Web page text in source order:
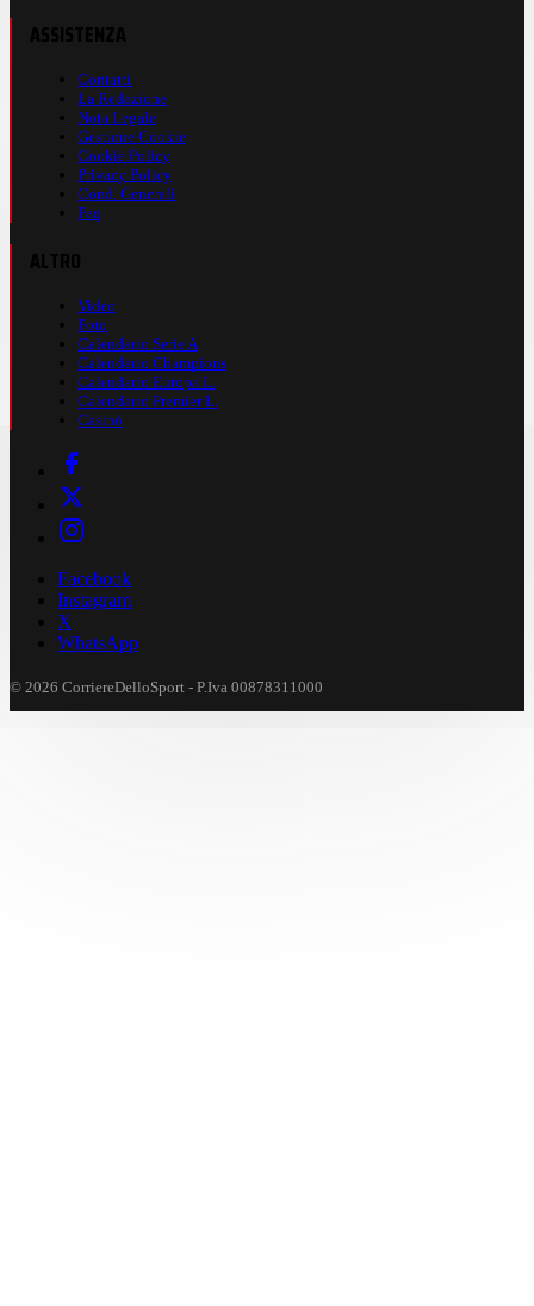
Contatti
La Redazione
Nota Legale
Gestione Cookie
Cookie Policy
Privacy Policy
Cond. Generali
Faq
Video
Foto
Calendario Serie A
Calendario Champions
Calendario Europa L.
Calendario Premier L.
Casinò
Facebook
Instagram
X
WhatsApp
© 2026 CorriereDelloSport - P.Iva 00878311000